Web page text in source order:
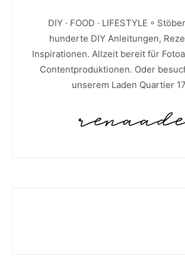
DIY · FOOD · LIFESTYLE ◦
hunderte DIY Anleitungen,
Inspirationen. Allzeit bereit für
Contentproduktionen. Oder
unserem Laden Quartier